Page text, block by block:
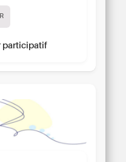
participatif